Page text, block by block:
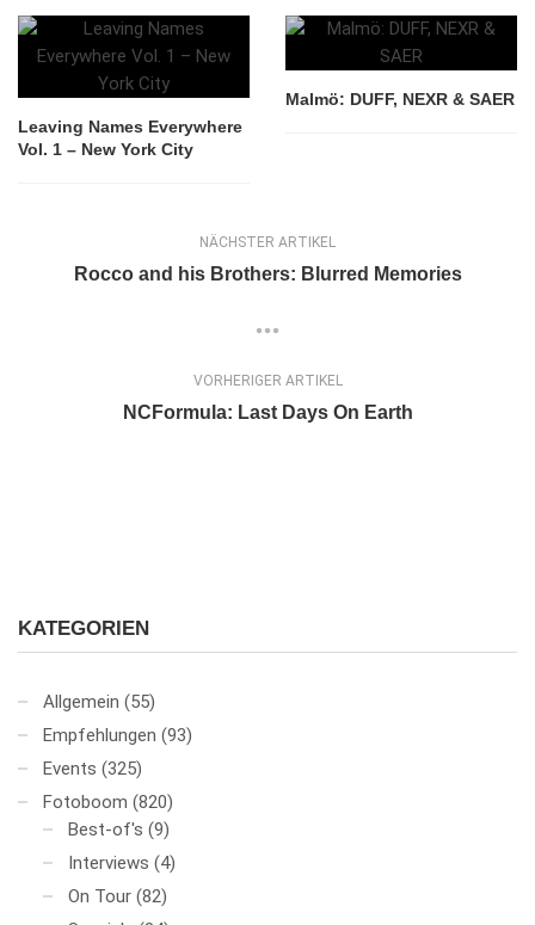
Leaving Names Everywhere
Vol. 1 – New York City
Malmö: DUFF, NEXR & SAER
NÄCHSTER ARTIKEL
Rocco and his Brothers: Blurred Memories
VORHERIGER ARTIKEL
NCFormula: Last Days On Earth
KATEGORIEN
Allgemein (55)
Empfehlungen (93)
Events (325)
Fotoboom (820)
Best-of's (9)
Interviews (4)
On Tour (82)